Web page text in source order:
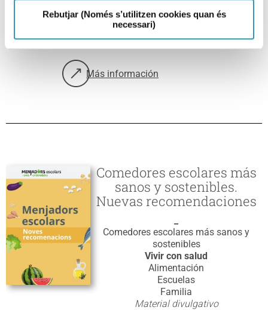
Rebutjar (Només s’utilitzen cookies quan és
necessari)
Familia
Material divulgativo
Más información
sobre: Comedores escolares más sanos y
Comedores escolares más
sanos y sostenibles.
Nuevas recomendaciones
Comedores escolares más sanos y
sostenibles
Vivir con salud
Alimentación
Escuelas
Familia
Material divulgativo